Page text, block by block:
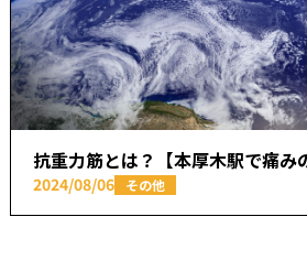
2024/08/06 その他